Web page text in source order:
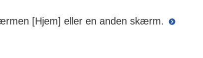
[Hjem] eller en anden skærm.